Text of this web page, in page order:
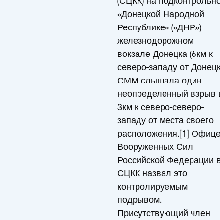
«Донецкой Народной
Республике» («ДНР»)
железнодорожном
вокзале Донецка (6км к
северо-западу от
СММ слышала один
неопределенный взрыв
3км к северо-северо-
западу от места своего
расположения.[1]
Вооруженных Сил
Российской Федерации в
СЦКК назвал это
контролируемым
подрывом.
Присутствующий член